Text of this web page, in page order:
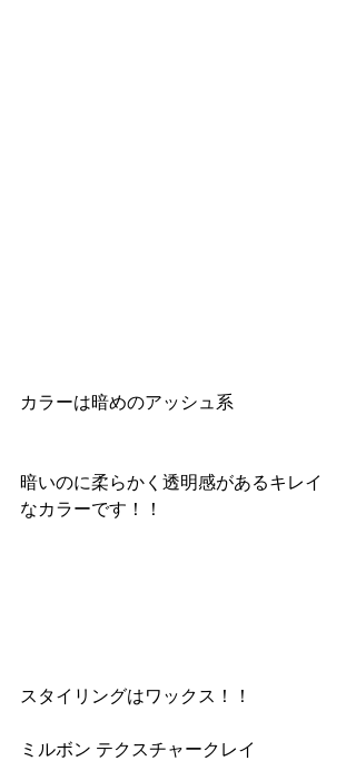
カラーは暗めのアッシュ系
暗いのに柔らかく透明感があるキレイ
なカラーです！！
スタイリングはワックス！！
ミルボン テクスチャークレイ